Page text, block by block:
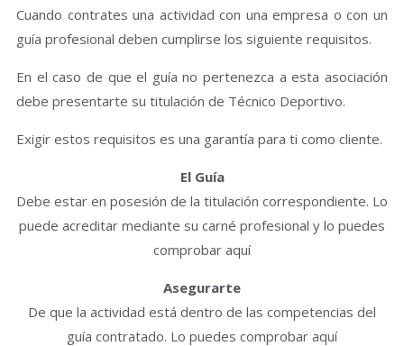
Cuando contrates una actividad con una empresa o con un
guía profesional deben cumplirse los siguiente requisitos.
En el caso de que el guía no pertenezca a esta asociación
debe presentarte su titulación de Técnico Deportivo.
Exigir estos requisitos es una garantía para ti como cliente.
El Guía
Debe estar en posesión de la titulación correspondiente. Lo
puede acreditar mediante su carné profesional y lo puedes
comprobar aquí
Asegurarte
De que la actividad está dentro de las competencias del
guía contratado. Lo puedes comprobar aquí